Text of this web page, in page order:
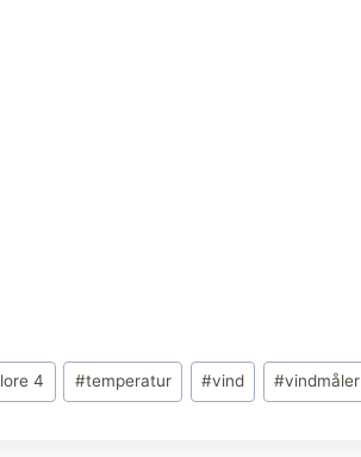
4 #temperatur #vind #vindmåler